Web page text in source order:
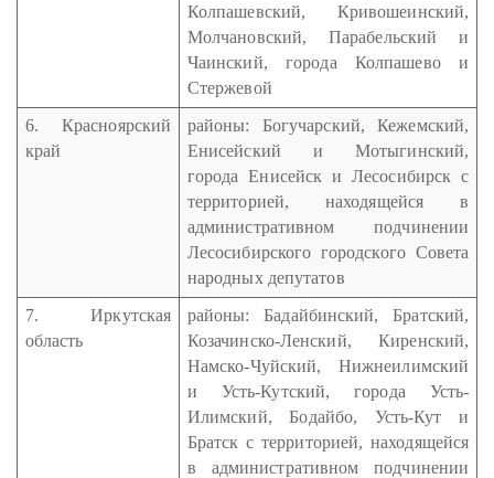
Колпашевский, Кривошеинский,
Молчановский, Парабельский и
Чаинский, города Колпашево и
Стержевой
6. Красноярский
край
районы: Богучарский, Кежемский,
Енисейский и Мотыгинский,
города Енисейск и Лесосибирск с
территорией, находящейся в
административном подчинении
Лесосибирского городского Совета
народных депутатов
7. Иркутская
область
районы: Бадайбинский, Братский,
Козачинско-Ленский, Киренский,
Намско-Чуйский, Нижнеилимский
и Усть-Кутский, города Усть-
Илимский, Бодайбо, Усть-Кут и
Братск с территорией, находящейся
в административном подчинении